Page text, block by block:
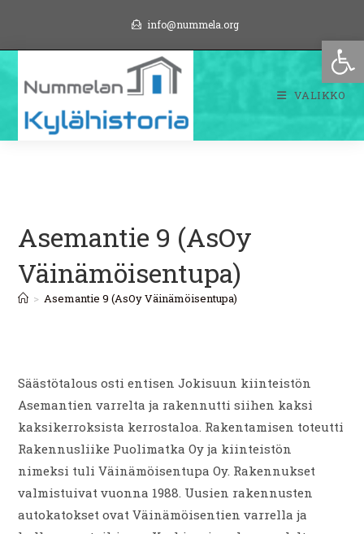
sisältöön
info@nummela.org
VALIKKO
Asemantie 9 (AsOy
Väinämöisentupa)
> Asemantie 9 (AsOy Väinämöisentupa)
Säästötalous osti entisen Jokisuun kiinteistön
Asemantien varrelta ja rakennutti siihen kaksi
kaksikerroksista kerrostaloa. Rakentamisen toteutti
Rakennusliike Puolimatka Oy ja kiinteistön
nimeksi tuli Väinämöisentupa Oy. Rakennukset
valmistuivat vuonna 1988. Uusien rakennusten
autokatokset ovat Väinämöisentien varrella ja